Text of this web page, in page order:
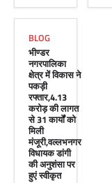
BLOG
भीण्डर
नगरपालिका
क्षेत्र में विकास ने
पकड़ी
रफ्तार,4.13
करोड़ की लागत
से 31 कार्यों को
मिली
मंजूरी,वल्लभनगर
विधायक डांगी
की अनुशंसा पर
हुएं स्वीकृत